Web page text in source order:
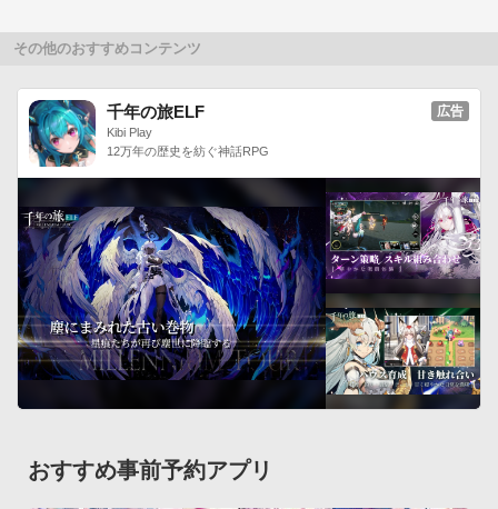
きちゃう！
異性のフレンドをデートに誘って、一定の条件をクリアすると
結婚が出来るよ！
デートするには、お誘いをしなくてはなりませんし、結婚する
にはプロポーズしなくてはなりません。
実際の人生と同じように気になる異性を誘ってみよう！■“転生
機能”で遊べば遊ぶほど楽しめる！
一度ゴールをした後、その「人生」のステータスやアイテムを
一部引き継ぎながらまた新しい人生をスタートすることが可
能！
これにより、「次の人生」で、「前の人生」では体験出来なか
ったイベントへの参加や新しい職業への転職など、より楽しめ
ちゃう！【ゲームの説明】
もっている職業服を、ルーレットの目に設定。
その他のおすすめコンテンツ
千年の旅ELF
Kibi Play
12万年の歴史を紡ぐ神話RPG
広告
おすすめ事前予約アプリ